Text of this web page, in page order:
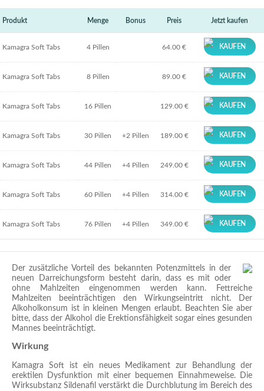
Produkt Menge Bonus Preis Jetzt kaufen
Kamagra Soft Tabs 4 Pillen 64.00 € KAUFEN
Kamagra Soft Tabs 8 Pillen 89.00 € KAUFEN
Kamagra Soft Tabs 16 Pillen 129.00 € KAUFEN
Kamagra Soft Tabs 30 Pillen +2 Pillen 189.00 € KAUFEN
Kamagra Soft Tabs 44 Pillen +4 Pillen 249.00 € KAUFEN
Kamagra Soft Tabs 60 Pillen +4 Pillen 314.00 € KAUFEN
Kamagra Soft Tabs 76 Pillen +4 Pillen 349.00 € KAUFEN
Der zusätzliche Vorteil des bekannten Potenzmittels in der
neuen Darreichungsform besteht darin, dass es mit oder
ohne Mahlzeiten eingenommen werden kann. Fettreiche
Mahlzeiten beeinträchtigen den Wirkungseintritt nicht. Der
Alkoholkonsum ist in kleinen Mengen erlaubt. Beachten Sie aber
bitte, dass der Alkohol die Erektionsfähigkeit sogar eines gesunden
Mannes beeinträchtigt.
Wirkung
Kamagra Soft ist ein neues Medikament zur Behandlung der
erektilen Dysfunktion mit einer bequemen Einnahmeweise. Die
Wirksubstanz Sildenafil verstärkt die Durchblutung im Bereich des